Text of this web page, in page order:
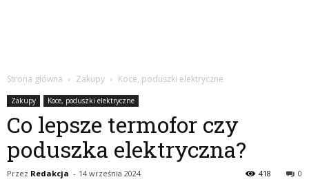
Strona główna Zakupy Koce, poduszki elektryczne
Zakupy Koce, poduszki elektryczne
Co lepsze termofor czy
poduszka elektryczna?
Przez Redakcja - 14 września 2024 0
418